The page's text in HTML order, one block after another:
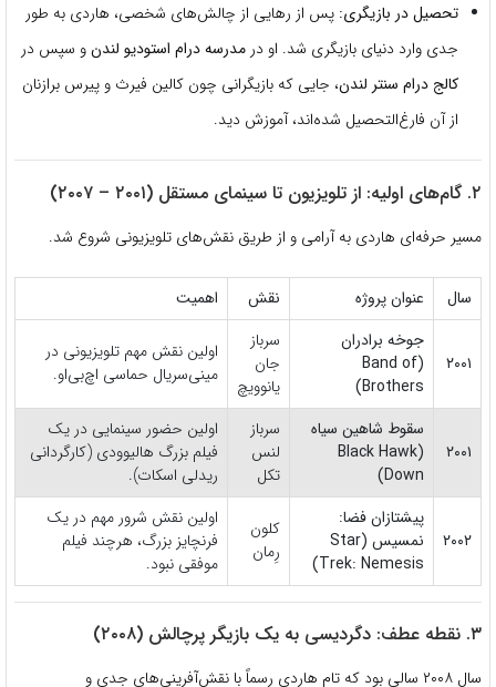
تحصیل در بازیگری: پس از رهایی از چالش‌های شخصی، هاردی به طور
جدی وارد دنیای بازیگری شد. او در مدرسه درام استودیو لندنو سپس در
کالج درام سنتر لندن، جایی که بازیگرانی چون کالین فیرث و پیرس برازنان
از آن فارغ‌التحصیل شده‌اند، آموزش دید.
۲. گام‌های اولیه: از تلویزیون تا سینمای مستقل (۲۰۰۱ – ۲۰۰۷)
مسیر حرفه‌ای هاردی به آرامی و از طریق نقش‌های تلویزیونی شروع شد.
سال عنوان پروژه نقش اهمیت
۲۰۰۱
جوخه برادران
(Band of
Brothers)
سرباز
جان
یانوویچ
اولین نقش مهم تلویزیونی در
مینی‌سریال حماسی اچ‌بی‌او.
۲۰۰۱
سقوط شاهین سیاه
(Black Hawk
Down)
سرباز
لنس
تکل
اولین حضور سینمایی در یک
فیلم بزرگ هالیوودی (کارگردانی
ریدلی اسکات).
۲۰۰۲
پیشتازان فضا:
نمسیس (Star
Trek: Nemesis)
کلون
رِمان
اولین نقش شرور مهم در یک
فرنچایز بزرگ، هرچند فیلم
موفقی نبود.
۳. نقطه عطف: دگردیسی به یک بازیگر پرچالش (۲۰۰۸)
سال ۲۰۰۸ سالی بود که تام هاردی رسماً با نقش‌آفرینی‌های جدی و